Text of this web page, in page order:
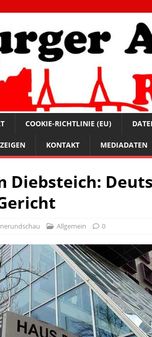
COOKIE-RICHTLINIE (EU)
KONTAKT MEDIADATEN
Diebsteich:
Allgemein 0